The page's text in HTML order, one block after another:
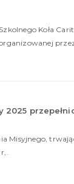
Koła
2025
Misyjnego,